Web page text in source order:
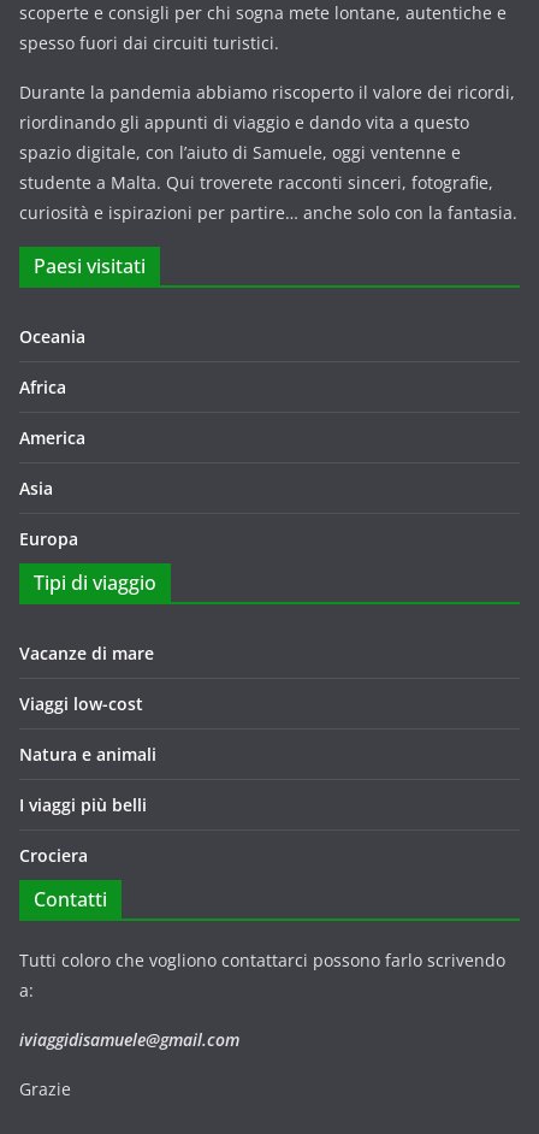
scoperte e consigli per chi sogna mete lontane, autentiche e
spesso fuori dai circuiti turistici.
Durante la pandemia abbiamo riscoperto il valore dei ricordi,
riordinando gli appunti di viaggio e dando vita a questo
spazio digitale, con l’aiuto di Samuele, oggi ventenne e
studente a Malta. Qui troverete racconti sinceri, fotografie,
curiosità e ispirazioni per partire… anche solo con la fantasia.
Paesi visitati
Oceania
Africa
America
Asia
Europa
Tipi di viaggio
Vacanze di mare
Viaggi low-cost
Natura e animali
I viaggi più belli
Crociera
Contatti
Tutti coloro che vogliono contattarci possono farlo scrivendo
a:
iviaggidisamuele@gmail.com
Grazie